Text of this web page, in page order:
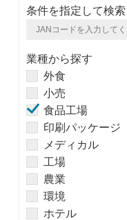
条件を指定して検索
業種から探す
外食
小売
食品工場
印刷パッケージ
メディカル
工場
農業
環境
ホテル